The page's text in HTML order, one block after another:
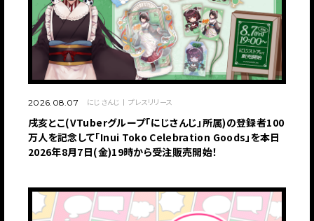
2026.08.07 にじさんじ プレスリリース
戌亥とこ(VTuberグループ「にじさんじ」所属)の登録者100
万人を記念して「Inui Toko Celebration Goods」を本日
2026年8月7日(金)19時から受注販売開始！